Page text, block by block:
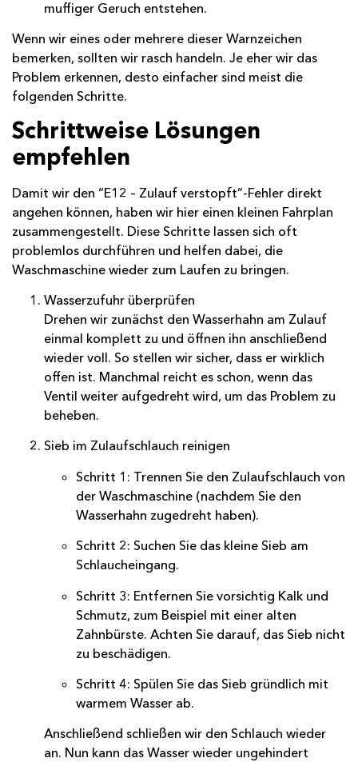
muffiger Geruch entstehen.
Wenn wir eines oder mehrere dieser Warnzeichen
bemerken, sollten wir rasch handeln. Je eher wir das
Problem erkennen, desto einfacher sind meist die
folgenden Schritte.
Schrittweise Lösungen
empfehlen
Damit wir den “E12 – Zulauf verstopft”-Fehler direkt
angehen können, haben wir hier einen kleinen Fahrplan
zusammengestellt. Diese Schritte lassen sich oft
problemlos durchführen und helfen dabei, die
Waschmaschine wieder zum Laufen zu bringen.
Wasserzufuhr überprüfen
Drehen wir zunächst den Wasserhahn am Zulauf
einmal komplett zu und öffnen ihn anschließend
wieder voll. So stellen wir sicher, dass er wirklich
offen ist. Manchmal reicht es schon, wenn das
Ventil weiter aufgedreht wird, um das Problem zu
beheben.
Sieb im Zulaufschlauch reinigen
Schritt 1: Trennen Sie den Zulaufschlauch von
der Waschmaschine (nachdem Sie den
Wasserhahn zugedreht haben).
Schritt 2: Suchen Sie das kleine Sieb am
Schlaucheingang.
Schritt 3: Entfernen Sie vorsichtig Kalk und
Schmutz, zum Beispiel mit einer alten
Zahnbürste. Achten Sie darauf, das Sieb nicht
zu beschädigen.
Schritt 4: Spülen Sie das Sieb gründlich mit
warmem Wasser ab.
Anschließend schließen wir den Schlauch wieder
an. Nun kann das Wasser wieder ungehindert